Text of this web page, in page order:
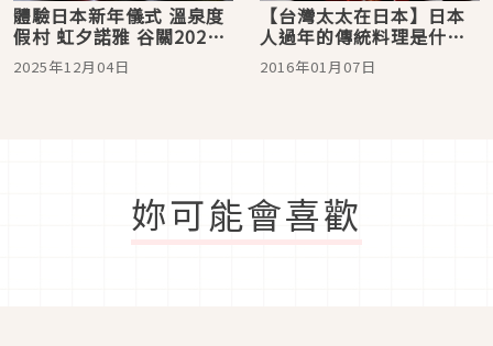
體驗日本新年儀式 溫泉度
假村 虹夕諾雅 谷關2026
跨年限定活動「緣起之
谷」
2025年12月04日
【台灣太太在日本】日本
人過年的傳統料理是什
麼？除夕的跨年蕎麥麵、
大年初一的冷冰冰年菜料
2016年01月07日
妳可能會喜歡